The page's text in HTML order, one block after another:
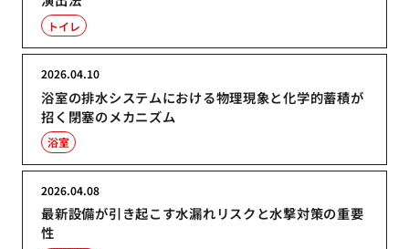
トイレ
浴室の排水システムにおける物理現象と化学的蓄積が
招く閉塞のメカニズム
2026.04.10
浴室
最新設備が引き起こす水漏れリスクと水撃対策の重要
性
2026.04.08